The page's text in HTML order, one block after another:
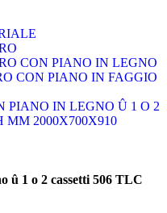
CON PIANO IN LEGNO
CON PIANO IN FAGGIO
PIANO IN LEGNO Û 1 O 2
MM 2000X700X910
û 1 o 2 cassetti 506 TLC